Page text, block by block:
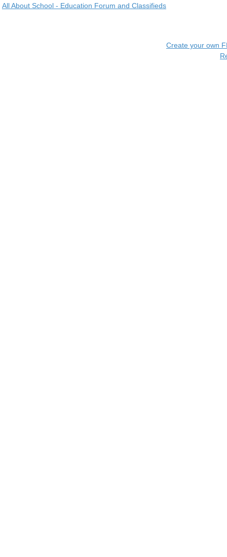
All About School - Education Forum and Classifieds
Create your own